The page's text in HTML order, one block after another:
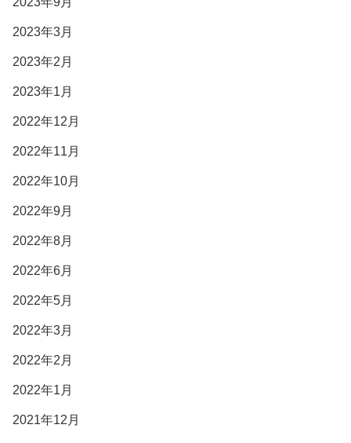
2023年3月
2023年2月
2023年1月
2022年12月
2022年11月
2022年10月
2022年9月
2022年8月
2022年6月
2022年5月
2022年3月
2022年2月
2022年1月
2021年12月